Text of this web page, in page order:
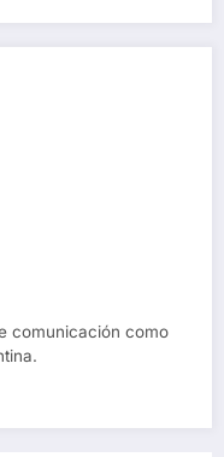
comunicación como